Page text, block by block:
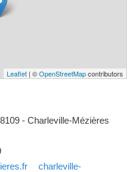
Leaflet | ©OpenStreetMapcontributors
- Charleville-Mézières
charleville-